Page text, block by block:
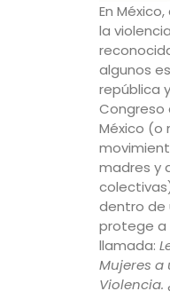
En
la
algunos
república
Congreso
México (o
madres y
dentro de
protege a
llamada:
Mujeres a
Violencia.